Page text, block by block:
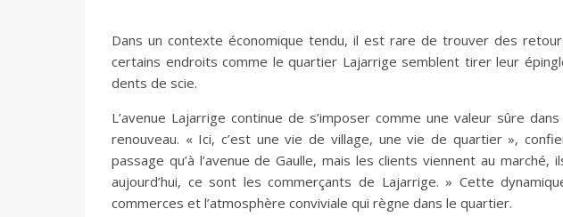
Dans un contexte économique tendu, il est rare de trouver des
certains endroits comme le quartier Lajarrige semblent tirer leur
dents de scie.
L’avenue Lajarrige continue de s’imposer comme une valeur sûre
renouveau. « Ici, c’est une vie de village, une vie de quartier »,
passage qu’à l’avenue de Gaulle, mais les clients viennent au
aujourd’hui, ce sont les commerçants de Lajarrige. » Cette
commerces et l’atmosphère conviviale qui règne dans le quartier.